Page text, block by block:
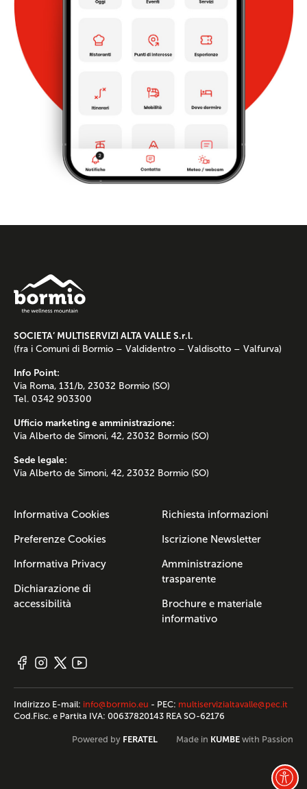
SOCIETA’ MULTISERVIZI ALTA VALLE S.r.l.
(fra i Comuni di Bormio – Valdidentro – Valdisotto – Valfurva)
Info Point:
Via Roma, 131/b, 23032 Bormio (SO)
Tel. 0342 903300
Ufficio marketing e amministrazione:
Via Alberto de Simoni, 42, 23032 Bormio (SO)
Sede legale:
Via Alberto de Simoni, 42, 23032 Bormio (SO)
Informativa Cookies
Preferenze Cookies
Informativa Privacy
Dichiarazione di
accessibilità
Richiesta informazioni
Iscrizione Newsletter
Amministrazione
trasparente
Brochure e materiale
informativo
Indirizzo E-mail: info@bormio.eu - PEC: multiservizialtavalle@pec.it
Cod.Fisc. e Partita IVA: 00637820143 REA SO-62176
Powered by FERATEL Made in KUMBE with Passion